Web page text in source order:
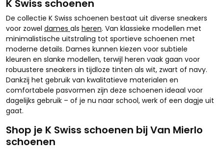
K Swiss schoenen
De collectie K Swiss schoenen bestaat uit diverse sneakers
voor zowel dames als heren. Van klassieke modellen met
minimalistische uitstraling tot sportieve schoenen met
moderne details. Dames kunnen kiezen voor subtiele
kleuren en slanke modellen, terwijl heren vaak gaan voor
robuustere sneakers in tijdloze tinten als wit, zwart of navy.
Dankzij het gebruik van kwalitatieve materialen en
comfortabele pasvormen zijn deze schoenen ideaal voor
dagelijks gebruik – of je nu naar school, werk of een dagje uit
gaat.
Shop je K Swiss schoenen bij Van Mierlo
schoenen